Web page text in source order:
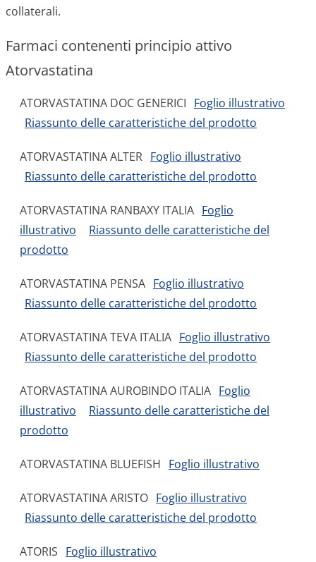
collaterali.
Farmaci contenenti principio attivo
Atorvastatina
ATORVASTATINA DOC GENERICI Foglio illustrativo
Riassunto delle caratteristiche del prodotto
ATORVASTATINA ALTER Foglio illustrativo
Riassunto delle caratteristiche del prodotto
ATORVASTATINA RANBAXY ITALIA Foglio
illustrativo
Riassunto delle caratteristiche del
prodotto
ATORVASTATINA PENSA Foglio illustrativo
Riassunto delle caratteristiche del prodotto
ATORVASTATINA TEVA ITALIA Foglio illustrativo
Riassunto delle caratteristiche del prodotto
ATORVASTATINA AUROBINDO ITALIA Foglio
illustrativo
Riassunto delle caratteristiche del
prodotto
ATORVASTATINA BLUEFISH Foglio illustrativo
ATORVASTATINA ARISTO Foglio illustrativo
Riassunto delle caratteristiche del prodotto
ATORIS Foglio illustrativo